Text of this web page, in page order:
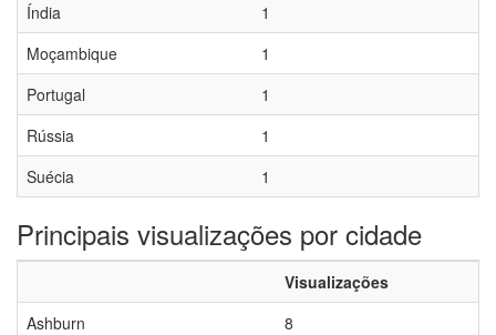
Índia
1
Moçambique
1
Portugal
1
Rússia
1
Suécia
1
Principais visualizações por cidade
Visualizações
Ashburn
8